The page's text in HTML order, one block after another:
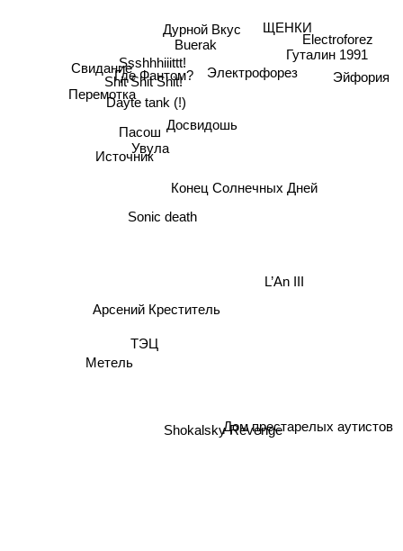
Досвидошь
Увула
Пасош
Sonic death
Где Фантом?
Shit Shit Shit!
Dayte tank (!)
Ssshhhiiittt!
Арсений Креститель
Buerak
Дурной Вкус
Перемотка
Источник
Электрофорез
Конец Солнечных Дней
Свидание
Метель
ТЭЦ
L’An III
ЩЕНКИ
Гуталин 1991
Эйфория
Shokalsky RevengeДом престарелых аутистов
Electroforez